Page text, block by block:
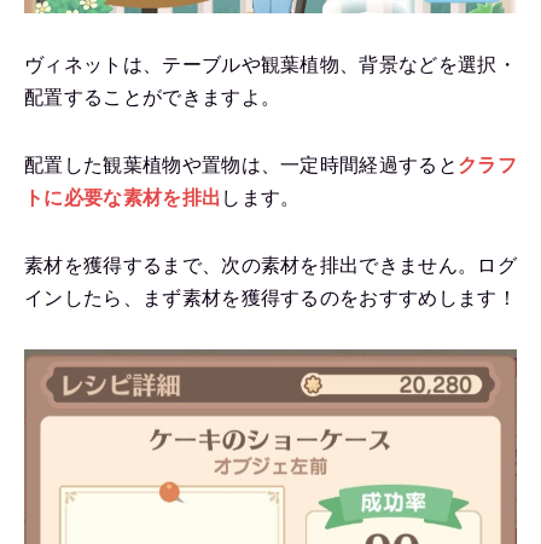
ヴィネットは、テーブルや観葉植物、背景などを選択・
配置することができますよ。
配置した観葉植物や置物は、一定時間経過すると クラフ
トに必要な素材を排出 します。
素材を獲得するまで、次の素材を排出できません。ログ
インしたら、まず素材を獲得するのをおすすめします！